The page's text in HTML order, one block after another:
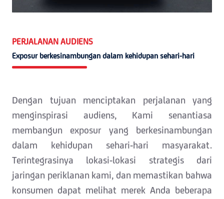
PERJALANAN AUDIENS
Exposur berkesinambungan dalam kehidupan sehari-hari
Dengan tujuan menciptakan perjalanan yang
menginspirasi audiens, Kami senantiasa
membangun exposur yang berkesinambungan
dalam kehidupan sehari-hari masyarakat.
Terintegrasinya lokasi-lokasi strategis dari
jaringan periklanan kami, dan memastikan bahwa
konsumen dapat melihat merek Anda beberapa